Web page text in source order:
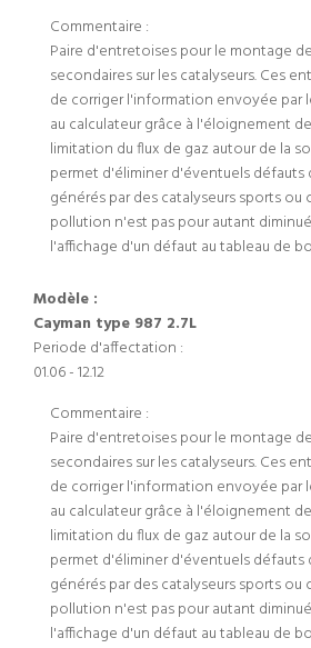
Commentaire :
Paire d'entretoises pour le montage
secondaires sur les catalyseurs. Ces
de corriger l'information envoyée par
au calculateur grâce à l'éloignement
limitation du flux de gaz autour de la
permet d'éliminer d'éventuels
générés par des catalyseurs sports ou
pollution n'est pas pour autant
l'affichage d'un défaut au tableau de
Modèle :
Cayman type 987 2.7L
Periode d'affectation :
01.06 - 12.12
Commentaire :
Paire d'entretoises pour le montage
secondaires sur les catalyseurs. Ces
de corriger l'information envoyée par
au calculateur grâce à l'éloignement
limitation du flux de gaz autour de la
permet d'éliminer d'éventuels
générés par des catalyseurs sports ou
pollution n'est pas pour autant
l'affichage d'un défaut au tableau de